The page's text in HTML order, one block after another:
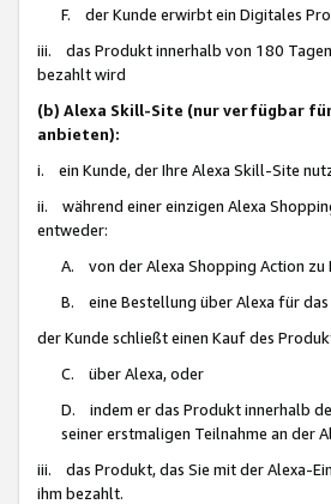
F. der Kunde erwirbt ein Digitales
iii. das Produkt innerhalb von 180
bezahlt wird
(b) Alexa Skill-Site (nur verfügbar
anbieten):
i. ein Kunde, der Ihre Alexa Skill-Site
ii. während einer einzigen Alexa
entweder:
A. von der Alexa Shopping Action zu
B. eine Bestellung über Alexa für
der Kunde schließt einen Kauf des
C. über Alexa, oder
D. indem er das Produkt innerhalb
seiner erstmaligen Teilnahme an der
iii. das Produkt, das Sie mit der Alexa-
ihm bezahlt.